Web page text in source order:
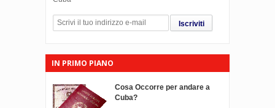
Iscriviti
IN PRIMO PIANO
Cosa Occorre per andare a
Cuba?